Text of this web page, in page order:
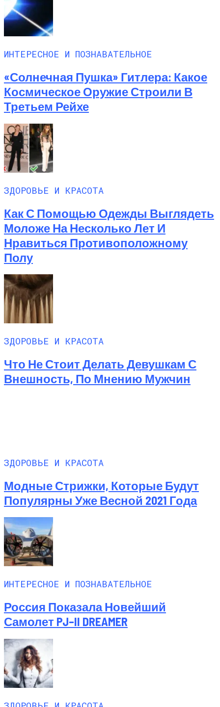
ИНТЕРЕСНОЕ И ПОЗНАВАТЕЛЬНОЕ
«Солнечная Пушка» Гитлера: Какое
Космическое Оружие Строили В
Третьем Рейхе
ЗДОРОВЬЕ И КРАСОТА
Как С Помощью Одежды Выглядеть
Моложе На Несколько Лет И
Нравиться Противоположному
Полу
ЗДОРОВЬЕ И КРАСОТА
Что Не Стоит Делать Девушкам С
Внешность, По Мнению Мужчин
ЗДОРОВЬЕ И КРАСОТА
Модные Стрижки, Которые Будут
Популярны Уже Весной 2021 Года
ИНТЕРЕСНОЕ И ПОЗНАВАТЕЛЬНОЕ
Россия Показала Новейший
Самолет PJ–II DREAMER